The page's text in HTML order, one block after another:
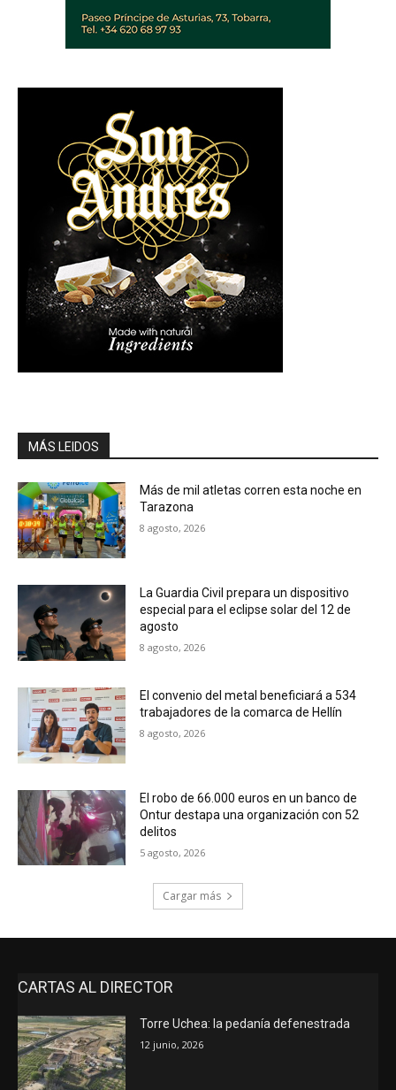
MÁS LEIDOS
Más de mil atletas corren esta noche en
Tarazona
8 agosto, 2026
La Guardia Civil prepara un dispositivo
especial para el eclipse solar del 12 de
agosto
8 agosto, 2026
El convenio del metal beneficiará a 534
trabajadores de la comarca de Hellín
8 agosto, 2026
El robo de 66.000 euros en un banco de
Ontur destapa una organización con 52
delitos
5 agosto, 2026
Cargar más
CARTAS AL DIRECTOR
Torre Uchea: la pedanía defenestrada
12 junio, 2026